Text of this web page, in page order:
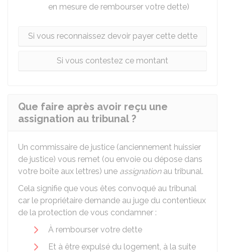
en mesure de rembourser votre dette)
Si vous reconnaissez devoir payer cette dette
Si vous contestez ce montant
Que faire après avoir reçu une
assignation au tribunal ?
Un commissaire de justice (anciennement huissier
de justice) vous remet (ou envoie ou dépose dans
votre boîte aux lettres) une assignationau tribunal.
Cela signifie que vous êtes convoqué au tribunal
car le propriétaire demande au juge du contentieux
de la protection de vous condamner :
À rembourser votre dette
Et à être expulsé du logement, à la suite